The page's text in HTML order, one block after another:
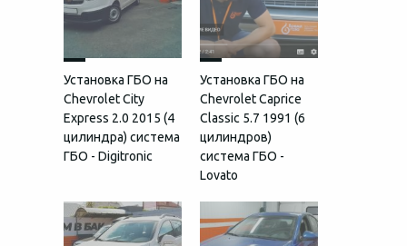
Установка ГБО на
Chevrolet City
Express 2.0 2015 (4
цилиндра) система
ГБО - Digitronic
Установка ГБО на
Chevrolet Caprice
Classic 5.7 1991 (6
цилиндров)
система ГБО -
Lovato